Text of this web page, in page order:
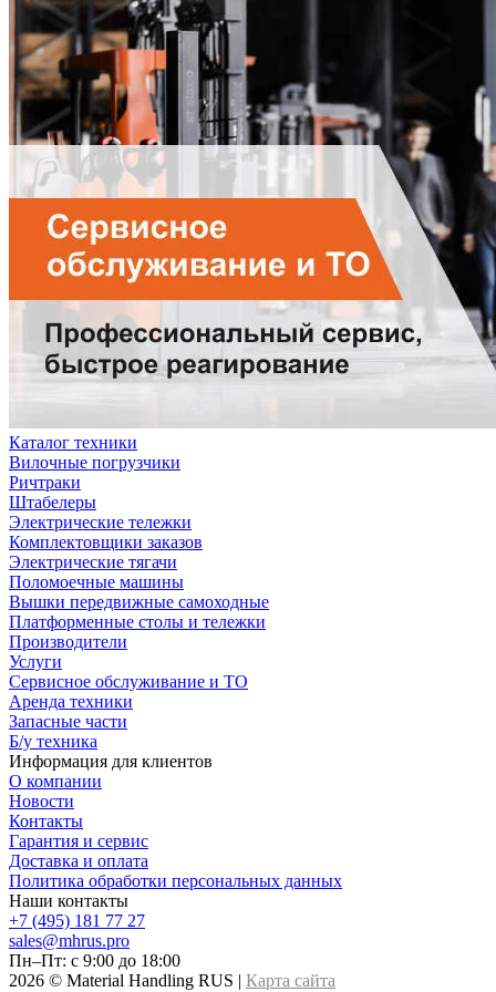
Каталог техники
Вилочные погрузчики
Ричтраки
Штабелеры
Электрические тележки
Комплектовщики заказов
Электрические тягачи
Поломоечные машины
Вышки передвижные самоходные
Платформенные столы и тележки
Производители
Услуги
Сервисное обслуживание и ТО
Аренда техники
Запасные части
Б/у техника
Информация для клиентов
О компании
Новости
Контакты
Гарантия и сервис
Доставка и оплата
Политика обработки персональных данных
Наши контакты
+7 (495) 181 77 27
sales@mhrus.pro
Пн–Пт: с 9:00 до 18:00
2026 © Material Handling RUS | Карта сайта